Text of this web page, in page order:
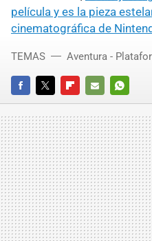
película y es la pieza
cinematográfica de
FACEBOOKTWITTERFLIPBOARD
E-
MAIL
TEMAS Aventura -